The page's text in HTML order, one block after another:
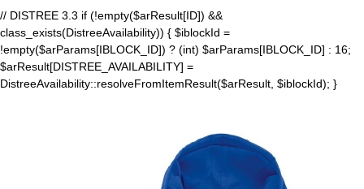
// DISTREE 3.3 if (!empty($arResult[ID]) &&
class_exists(DistreeAvailability)) { $iblockId =
!empty($arParams[IBLOCK_ID]) ? (int) $arParams[IBLOCK_ID] : 16;
$arResult[DISTREE_AVAILABILITY] =
DistreeAvailability::resolveFromItemResult($arResult, $iblockId); }